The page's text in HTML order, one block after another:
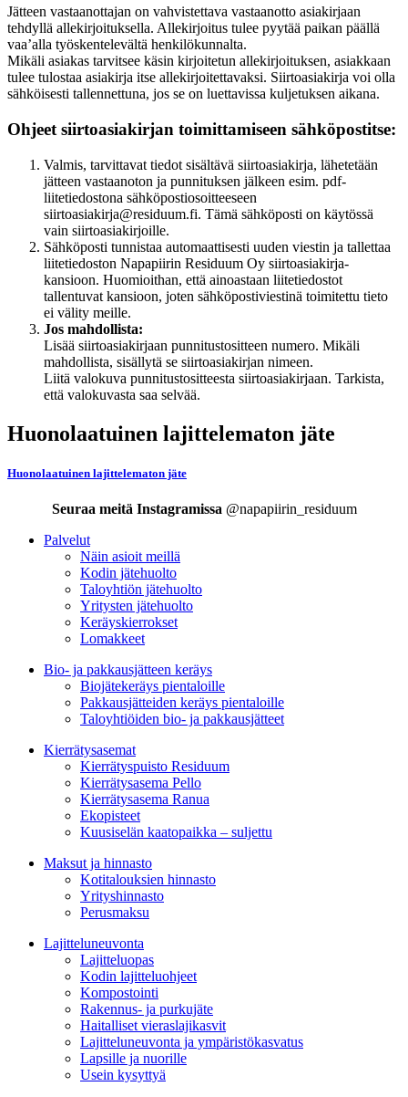
Jätteen vastaanottajan on vahvistettava vastaanotto asiakirjaan
tehdyllä allekirjoituksella. Allekirjoitus tulee pyytää paikan päällä
vaa’alla työskentelevältä henkilökunnalta.
Mikäli asiakas tarvitsee käsin kirjoitetun allekirjoituksen, asiakkaan
tulee tulostaa asiakirja itse allekirjoitettavaksi. Siirtoasiakirja voi olla
sähköisesti tallennettuna, jos se on luettavissa kuljetuksen aikana.
Ohjeet siirtoasiakirjan toimittamiseen sähköpostitse:
Valmis, tarvittavat tiedot sisältävä siirtoasiakirja, lähetetään
jätteen vastaanoton ja punnituksen jälkeen esim. pdf-
liitetiedostona sähköpostiosoitteeseen
siirtoasiakirja@residuum.fi. Tämä sähköposti on käytössä
vain siirtoasiakirjoille.
Sähköposti tunnistaa automaattisesti uuden viestin ja tallettaa
liitetiedoston Napapiirin Residuum Oy siirtoasiakirja-
kansioon. Huomioithan, että ainoastaan liitetiedostot
tallentuvat kansioon, joten sähköpostiviestinä toimitettu tieto
ei välity meille.
Jos mahdollista:
Lisää siirtoasiakirjaan punnitustositteen numero. Mikäli
mahdollista, sisällytä se siirtoasiakirjan nimeen.
Liitä valokuva punnitustositteesta siirtoasiakirjaan. Tarkista,
että valokuvasta saa selvää.
Huonolaatuinen lajittelematon jäte
Huonolaatuinen lajittelematon jäte
Seuraa meitä Instagramissa @napapiirin_residuum
Palvelut
Näin asioit meillä
Kodin jätehuolto
Taloyhtiön jätehuolto
Yritysten jätehuolto
Keräyskierrokset
Lomakkeet
Bio- ja pakkausjätteen keräys
Biojätekeräys pientaloille
Pakkausjätteiden keräys pientaloille
Taloyhtiöiden bio- ja pakkausjätteet
Kierrätysasemat
Kierrätyspuisto Residuum
Kierrätysasema Pello
Kierrätysasema Ranua
Ekopisteet
Kuusiselän kaatopaikka – suljettu
Maksut ja hinnasto
Kotitalouksien hinnasto
Yrityshinnasto
Perusmaksu
Lajitteluneuvonta
Lajitteluopas
Kodin lajitteluohjeet
Kompostointi
Rakennus- ja purkujäte
Haitalliset vieraslajikasvit
Lajitteluneuvonta ja ympäristökasvatus
Lapsille ja nuorille
Usein kysyttyä